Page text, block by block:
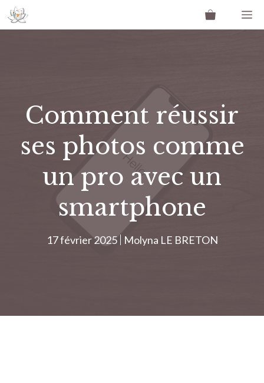
Aller
au
Comment réussir
ses photos comme
un pro avec un
smartphone
17 février 2025 Molyna LE BRETON